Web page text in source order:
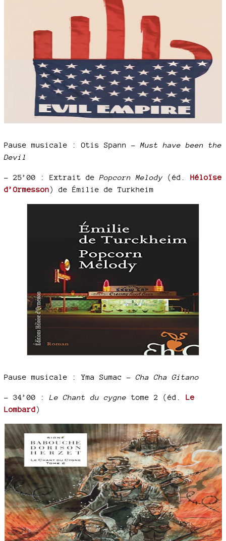
Pause musicale : Otis Spann – Must have been the
Devil
– 25’00 : Extrait de Popcorn Melody (éd. Héloïse
d’Ormesson) de Émilie de Turkheim
Pause musicale : Yma Sumac - Cha Cha Gitano
– 34’00 : Le Chant du cygne tome 2 (éd. Le
Lombard)